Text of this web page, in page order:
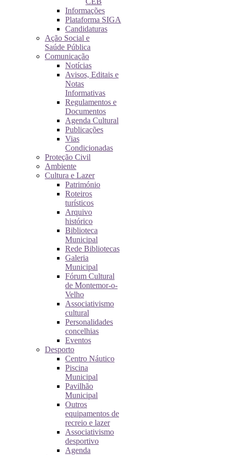
Informações
Plataforma SIGA
Candidaturas
Ação Social e
Saúde Pública
Comunicação
Notícias
Avisos, Editais e
Notas
Informativas
Regulamentos e
Documentos
Agenda Cultural
Publicações
Vias
Condicionadas
Proteção Civil
Ambiente
Cultura e Lazer
Património
Roteiros
turísticos
Arquivo
histórico
Biblioteca
Municipal
Rede Bibliotecas
Galeria
Municipal
Fórum Cultural
de Montemor-o-
Velho
Associativismo
cultural
Personalidades
concelhias
Eventos
Desporto
Centro Náutico
Piscina
Municipal
Pavilhão
Municipal
Outros
equipamentos de
recreio e lazer
Associativismo
desportivo
Agenda